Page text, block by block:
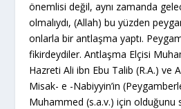
önemlisi değil, aynı zamanda
olmalıydı, (Allah) bu yüzden
onlarla bir antlaşma yaptı.
fikirdeydiler. Antlaşma Elçisi
Hazreti Ali ibn Ebu Talib (R.A.) ve
Misak- e -Nabiyyin’in
Muhammed (s.a.v.) için olduğunu